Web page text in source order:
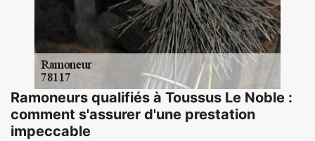
Ramoneurs qualifiés à Toussus Le Noble :
comment s'assurer d'une prestation
impeccable